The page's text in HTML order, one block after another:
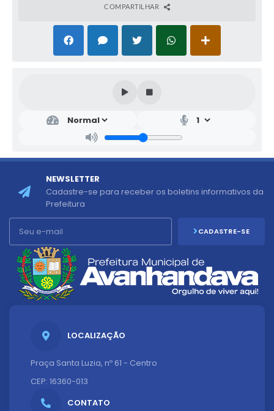
COMPARTILHAR
LOCALIZAÇÃO
Praça Santa Luzia, nº 61 - Centro
CEP: 16360-013
CONTATO
NEWSLETTER
Cadastre-se para receber os boletins informativos da
Prefeitura
CADASTRE-SE